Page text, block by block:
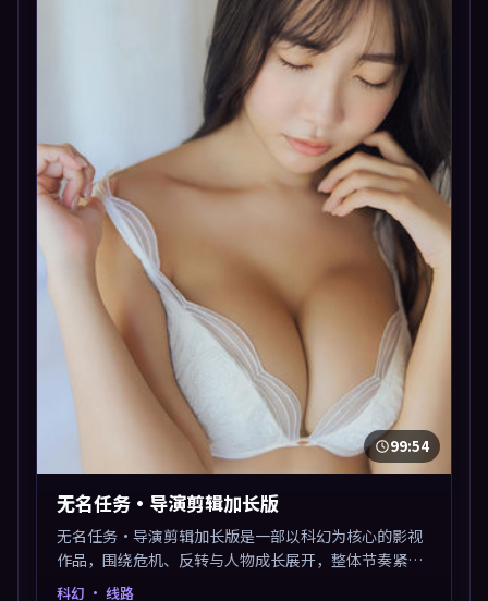
99:54
无名任务·导演剪辑加长版
无名任务·导演剪辑加长版是一部以科幻为核心的影视
作品，围绕危机、反转与人物成长展开，整体节奏紧
凑，值得推荐观看。
科幻 · 线路